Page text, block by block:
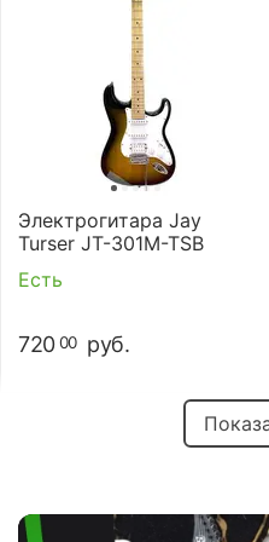
Электрогитара Jay
Turser JT-301M-TSB
Есть
720 00 руб.